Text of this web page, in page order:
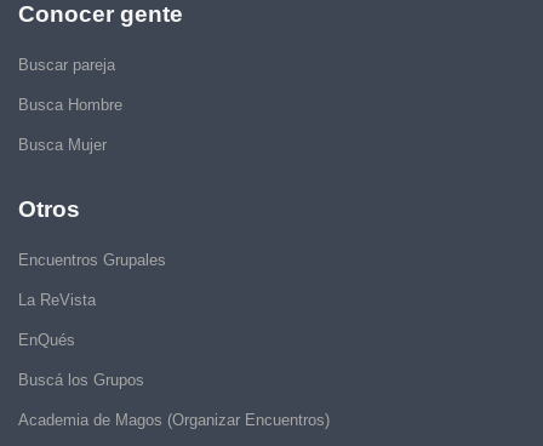
Conocer gente
Buscar pareja
Busca Hombre
Busca Mujer
Otros
Encuentros Grupales
La ReVista
EnQués
Buscá los Grupos
Academia de Magos (Organizar Encuentros)